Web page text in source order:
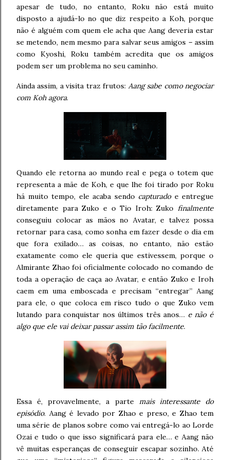
apesar de tudo, no entanto, Roku não está muito
disposto a ajudá-lo no que diz respeito a Koh, porque
não é alguém com quem ele acha que Aang deveria estar
se metendo, nem mesmo para salvar seus amigos – assim
como Kyoshi, Roku também acredita que os amigos
podem ser um problema no seu caminho.
Ainda assim, a visita traz frutos: Aang sabe como negociar
com Koh agora.
Quando ele retorna ao mundo real e pega o totem que
representa a mãe de Koh, e que lhe foi tirado por Roku
há muito tempo, ele acaba sendo capturadoe entregue
diretamente para Zuko e o Tio Iroh: Zuko finalmente
conseguiu colocar as mãos no Avatar, e talvez possa
retornar para casa, como sonha em fazer desde o dia em
que fora exilado… as coisas, no entanto, não estão
exatamente como ele queria que estivessem, porque o
Almirante Zhao foi oficialmente colocado no comando de
toda a operação de caça ao Avatar, e então Zuko e Iroh
caem em uma emboscada e precisam “entregar” Aang
para ele, o que coloca em risco tudo o que Zuko vem
lutando para conquistar nos últimos três anos… e não é
algo que ele vai deixar passar assim tão facilmente.
Essa é, provavelmente, a parte mais interessante do
episódio. Aang é levado por Zhao e preso, e Zhao tem
uma série de planos sobre como vai entregá-lo ao Lorde
Ozai e tudo o que isso significará para ele… e Aang não
vê muitas esperanças de conseguir escapar sozinho. Até